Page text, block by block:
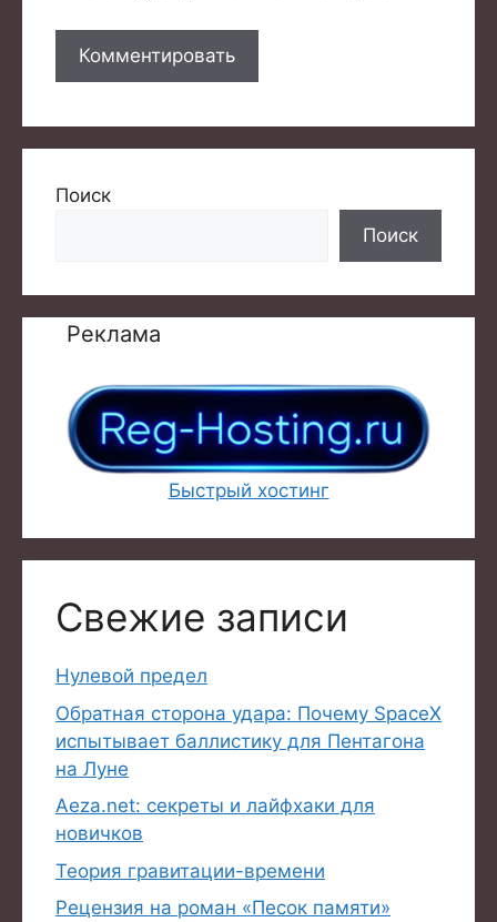
Поиск
Поиск
Реклама
Быстрый хостинг
Свежие записи
Нулевой предел
Обратная сторона удара: Почему SpaceX
испытывает баллистику для Пентагона
на Луне
Aeza.net: секреты и лайфхаки для
новичков
Теория гравитации-времени
Рецензия на роман «Песок памяти»